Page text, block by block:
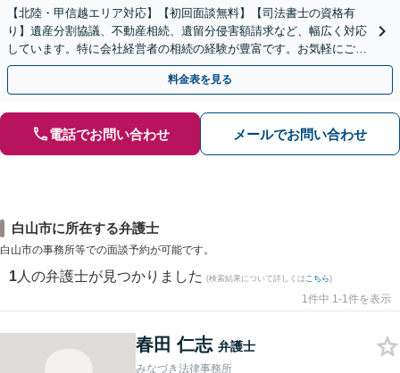
【北陸・甲信越エリア対応】【初回面談無料】【司法書士の資格有
り】遺産分割協議、不動産相続、遺留分侵害額請求など、幅広く対応
しています。特に会社経営者の相続の経験が豊富です。お気軽にご相
談ください。【休日・夜間面談可】【オンライン面談可】
料金表を見る
電話でお問い合わせ メールでお問い合わせ
白山市に所在する弁護士
白山市の事務所等での面談予約が可能です。
1 人の弁護士が見つかりました (検索結果について詳しくは こちら)
1件中 1-1件を表示
春田 仁志 弁護士
みなづき法律事務所